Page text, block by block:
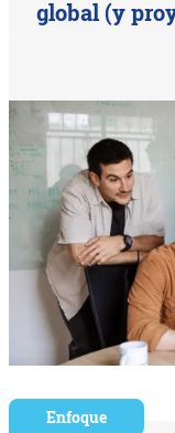
global (y
Enfoque